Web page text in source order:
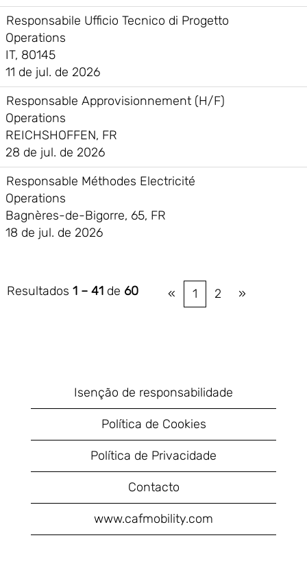
Responsabile Ufficio Tecnico di Progetto
Operations
IT, 80145
11 de jul. de 2026
Responsable Approvisionnement (H/F)
Operations
REICHSHOFFEN, FR
28 de jul. de 2026
Responsable Méthodes Electricité
Operations
Bagnères-de-Bigorre, 65, FR
18 de jul. de 2026
Resultados 1 – 41 de 60 « 1 2 »
Isenção de responsabilidade
Política de Cookies
Política de Privacidade
Contacto
www.cafmobility.com